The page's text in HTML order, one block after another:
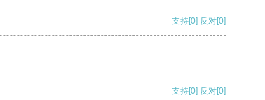
支持[0] 反对[0]
支持[0] 反对[0]